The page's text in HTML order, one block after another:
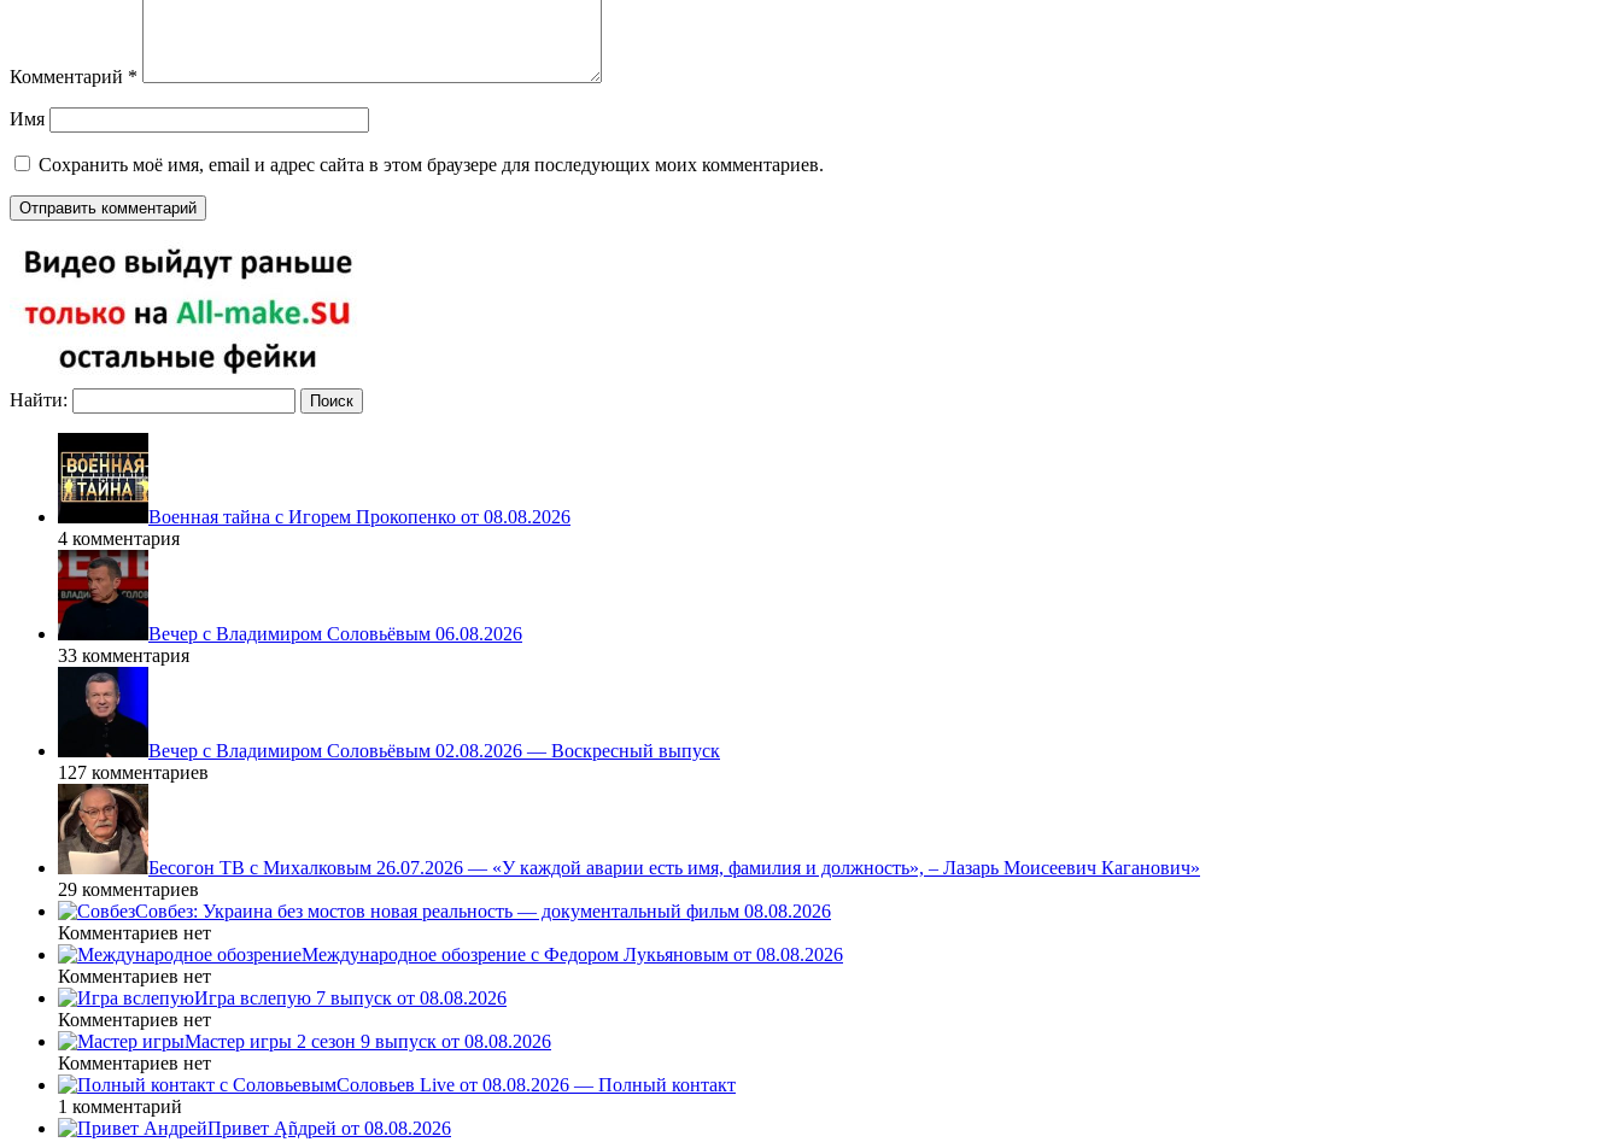
Комментарий *
Имя
Сохранить моё имя, email и адрес сайта в этом браузере для последующих моих комментариев.
Найти:
Военная тайна с Игорем Прокопенко от 08.08.2026
4 комментария
Вечер с Владимиром Соловьёвым 06.08.2026
33 комментария
Вечер с Владимиром Соловьёвым 02.08.2026 — Воскресный выпуск
127 комментариев
Бесогон ТВ с Михалковым 26.07.2026 — «У каждой аварии есть имя, фамилия и должность», – Лазарь Моисеевич Каганович»
29 комментариев
Совбез: Украина без мостов новая реальность — документальный фильм 08.08.2026
Комментариев нет
Международное обозрение с Федором Лукьяновым от 08.08.2026
Комментариев нет
Игра вслепую 7 выпуск от 08.08.2026
Комментариев нет
Мастер игры 2 сезон 9 выпуск от 08.08.2026
Комментариев нет
Соловьев Live от 08.08.2026 — Полный контакт
1 комментарий
Привет Ąñдpей от 08.08.2026